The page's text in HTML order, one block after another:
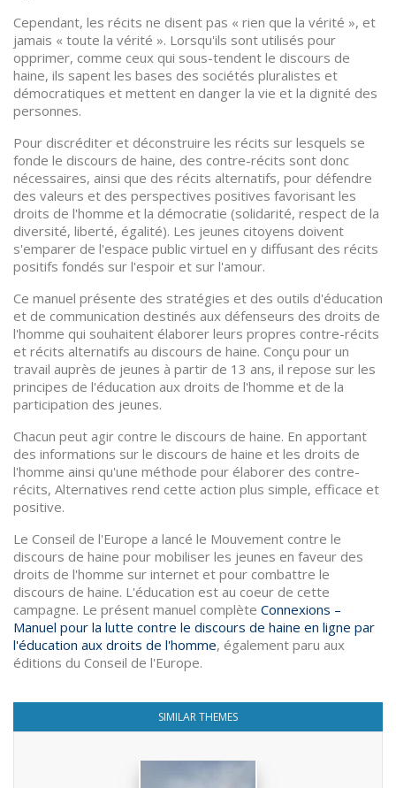
Cependant, les récits ne disent pas « rien que la vérité », et
jamais « toute la vérité ». Lorsqu'ils sont utilisés pour
opprimer, comme ceux qui sous-tendent le discours de
haine, ils sapent les bases des sociétés pluralistes et
démocratiques et mettent en danger la vie et la dignité des
personnes.
Pour discréditer et déconstruire les récits sur lesquels se
fonde le discours de haine, des contre-récits sont donc
nécessaires, ainsi que des récits alternatifs, pour défendre
des valeurs et des perspectives positives favorisant les
droits de l'homme et la démocratie (solidarité, respect de la
diversité, liberté, égalité). Les jeunes citoyens doivent
s'emparer de l'espace public virtuel en y diffusant des récits
positifs fondés sur l'espoir et sur l'amour.
Ce manuel présente des stratégies et des outils d'éducation
et de communication destinés aux défenseurs des droits de
l'homme qui souhaitent élaborer leurs propres contre-récits
et récits alternatifs au discours de haine. Conçu pour un
travail auprès de jeunes à partir de 13 ans, il repose sur les
principes de l'éducation aux droits de l'homme et de la
participation des jeunes.
Chacun peut agir contre le discours de haine. En apportant
des informations sur le discours de haine et les droits de
l'homme ainsi qu'une méthode pour élaborer des contre-
récits, Alternatives rend cette action plus simple, efficace et
positive.
Le Conseil de l'Europe a lancé le Mouvement contre le
discours de haine pour mobiliser les jeunes en faveur des
droits de l'homme sur internet et pour combattre le
discours de haine. L'éducation est au coeur de cette
campagne. Le présent manuel complète Connexions –
Manuel pour la lutte contre le discours de haine en ligne par
l'éducation aux droits de l'homme, également paru aux
éditions du Conseil de l'Europe.
SIMILAR THEMES